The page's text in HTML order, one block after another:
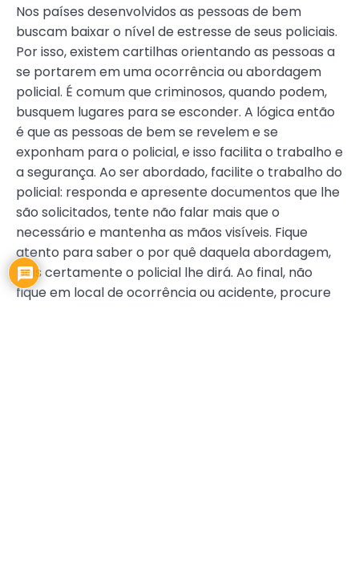
Nos países desenvolvidos as pessoas de bem
buscam baixar o nível de estresse de seus policiais.
Por isso, existem cartilhas orientando as pessoas a
se portarem em uma ocorrência ou abordagem
policial. É comum que criminosos, quando podem,
busquem lugares para se esconder. A lógica então
é que as pessoas de bem se revelem e se
exponham para o policial, e isso facilita o trabalho e
a segurança. Ao ser abordado, facilite o trabalho do
policial: responda e apresente documentos que lhe
são solicitados, tente não falar mais que o
necessário e mantenha as mãos visíveis. Fique
atento para saber o por quê daquela abordagem,
pois certamente o policial lhe dirá. Ao final, não
fique em local de ocorrência ou acidente, procure